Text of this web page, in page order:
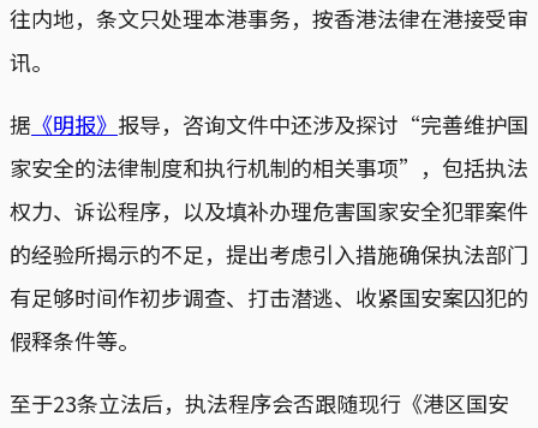
往内地，条文只处理本港事务，按香港法律在港接受审
讯。
据 《明报》 报导，咨询文件中还涉及探讨“完善维护国
家安全的法律制度和执行机制的相关事项”，包括执法
权力、诉讼程序，以及填补办理危害国家安全犯罪案件
的经验所揭示的不足，提出考虑引入措施确保执法部门
有足够时间作初步调查、打击潜逃、收紧国安案囚犯的
假释条件等。
至于23条立法后，执法程序会否跟随现行《港区国安